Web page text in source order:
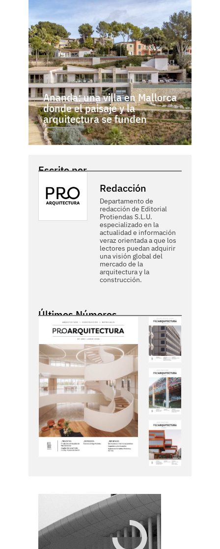
Ananda: una villa en Mallorca
donde el paisaje y la
arquitectura se funden
Escrito por
Redacción
Departamento de
redacción de Editorial
Protiendas S.L.U.
especializado en la
actualidad e información
veraz orientada a que los
lectores puedan adquirir
una visión global del
mercado de la
arquitectura y la
construcción.
Últimos Números